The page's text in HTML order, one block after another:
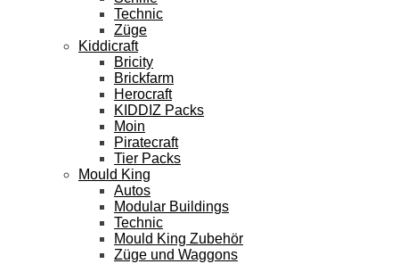
Technic
Züge
Kiddicraft
Bricity
Brickfarm
Herocraft
KIDDIZ Packs
Moin
Piratecraft
Tier Packs
Mould King
Autos
Modular Buildings
Technic
Mould King Zubehör
Züge und Waggons